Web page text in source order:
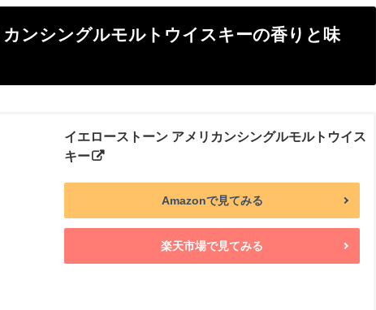
ンシングルモルトウイスキーの香りと味
イエローストーン アメリカンシングルモルトウイス
キー
Amazonで見てみる
楽天市場で見てみる